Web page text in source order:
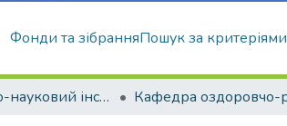
Фонди та зібранняПошук за критеріями
Навчально-науковий інститут здоров'я, реабілітації та фізичного виховання